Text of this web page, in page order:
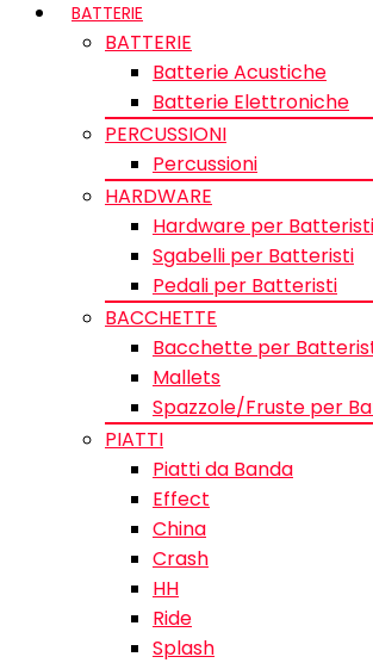
BATTERIE
BATTERIE
Batterie Acustiche
Batterie Elettroniche
PERCUSSIONI
Percussioni
HARDWARE
Hardware per Batteristi
Sgabelli per Batteristi
Pedali per Batteristi
BACCHETTE
Bacchette per
Mallets
Spazzole/Fruste per
PIATTI
Piatti da Banda
Effect
China
Crash
HH
Ride
Splash